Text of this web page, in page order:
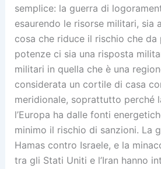
semplice: la guerra di
esaurendo le risorse militari, sia
cosa che riduce il rischio che
potenze ci sia una risposta
militari in quella che è una
considerata un cortile di casa
meridionale, soprattutto perché
l’Europa ha dalle fonti
minimo il rischio di sanzioni. La
Hamas contro Israele, e la
tra gli Stati Uniti e l’Iran hanno